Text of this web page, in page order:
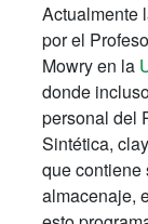
Actualmente
por el
Mowry en la
donde
personal del
Sintética,
que contiene
almacenaje,